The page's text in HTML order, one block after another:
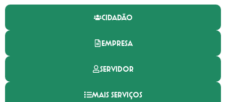
CIDADÃO
EMPRESA
SERVIDOR
MAIS SERVIÇOS